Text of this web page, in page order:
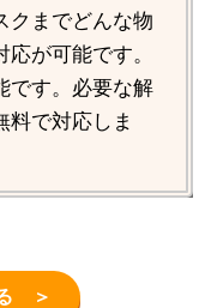
クまでどんな物
が可能です。
です。必要な解
料で対応しま
＞